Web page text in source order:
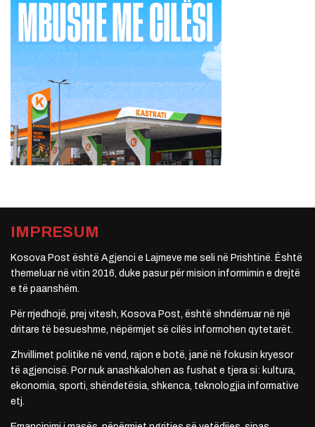
IMPRESUM
Kosova Post është Agjenci e Lajmeve me seli në Prishtinë. Është
themeluar në vitin 2016, duke pasur për mision informimin e drejtë
e të paanshëm.
Për rrjedhojë, prej vitesh, Kosova Post, është shndërruar në një
dritare të besueshme, nëpërmjet së cilës informohen qytetarët.
Zhvillimet politike në vend, rajon e botë, janë në fokusin kryesor
të agjencisë. Por nuk anashkalohen as fushat e tjera si: kultura,
ekonomia, sporti, shëndetësia, shkenca, teknologjia informative
etj.